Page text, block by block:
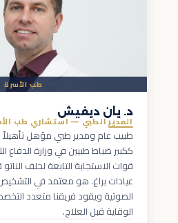
طب الأسرة
د. يان ديفيش
المدير الطبي — استشاري طب
طبيب عام ومدير طبي مؤهل تأهيلاً
ككبير ضباط طبيين في وزارة الدفاع
قوات الاستجابة التابعة لحلف
عيادات براغ. هو معتمد في
الصوتية ويقود فريقنا متعدد
الوقاية قبل العلاج.